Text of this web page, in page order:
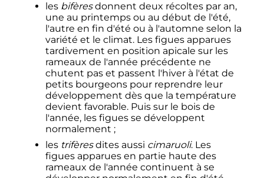
les bifèresdonnent deux récoltes par an,
une au printemps ou au début de l'été,
l'autre en fin d'été ou à l'automne selon la
variété et le climat. Les figues apparues
tardivement en position apicale sur les
rameaux de l'année précédente ne
chutent pas et passent l'hiver à l'état de
petits bourgeons pour reprendre leur
développement dès que la température
devient favorable. Puis sur le bois de
l'année, les figues se développent
normalement ;
les trifèresdites aussi cimaruoli. Les
figues apparues en partie haute des
rameaux de l'année continuent à se